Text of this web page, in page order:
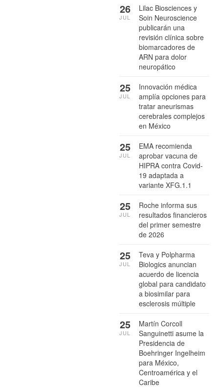
Lilac Biosciences y
Soin Neuroscience
publicarán una
revisión clínica sobre
biomarcadores de
ARN para dolor
neuropático
26
JUL
Innovación médica
amplía opciones para
tratar aneurismas
cerebrales complejos
en México
25
JUL
EMA recomienda
aprobar vacuna de
HIPRA contra Covid-
19 adaptada a
variante XFG.1.1
25
JUL
Roche informa sus
resultados financieros
del primer semestre
de 2026
25
JUL
Teva y Polpharma
Biologics anuncian
acuerdo de licencia
global para candidato
a biosimilar para
esclerosis múltiple
25
JUL
Martín Corcoll
Sanguinetti asume la
Presidencia de
Boehringer Ingelheim
para México,
Centroamérica y el
Caribe
25
JUL